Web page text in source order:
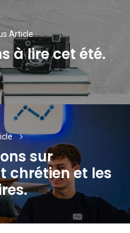
Article
à lire cet été.
sur
chrétien et les